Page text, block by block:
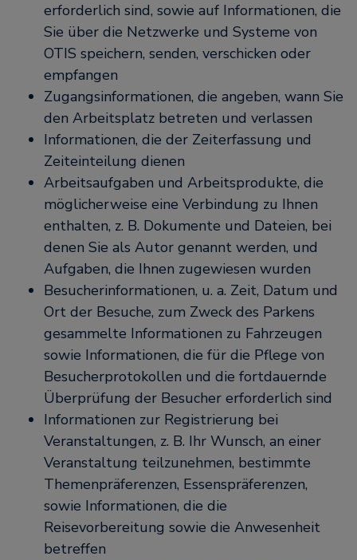
erforderlich sind, sowie auf Informationen, die
Sie über die Netzwerke und Systeme von
OTIS speichern, senden, verschicken oder
empfangen
Zugangsinformationen, die angeben, wann Sie
den Arbeitsplatz betreten und verlassen
Informationen, die der Zeiterfassung und
Zeiteinteilung dienen
Arbeitsaufgaben und Arbeitsprodukte, die
möglicherweise eine Verbindung zu Ihnen
enthalten, z. B. Dokumente und Dateien, bei
denen Sie als Autor genannt werden, und
Aufgaben, die Ihnen zugewiesen wurden
Besucherinformationen, u. a. Zeit, Datum und
Ort der Besuche, zum Zweck des Parkens
gesammelte Informationen zu Fahrzeugen
sowie Informationen, die für die Pflege von
Besucherprotokollen und die fortdauernde
Überprüfung der Besucher erforderlich sind
Informationen zur Registrierung bei
Veranstaltungen, z. B. Ihr Wunsch, an einer
Veranstaltung teilzunehmen, bestimmte
Themenpräferenzen, Essenspräferenzen,
sowie Informationen, die die
Reisevorbereitung sowie die Anwesenheit
betreffen